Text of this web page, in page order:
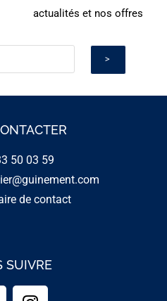
actualités et nos offres
50 03 59
de contact
SUIVRE